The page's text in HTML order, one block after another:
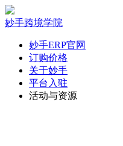
妙手跨境学院
妙手ERP官网
订购价格
关于妙手
平台入驻
活动与资源